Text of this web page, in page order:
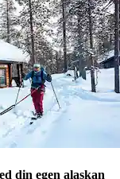
din egen alaskan